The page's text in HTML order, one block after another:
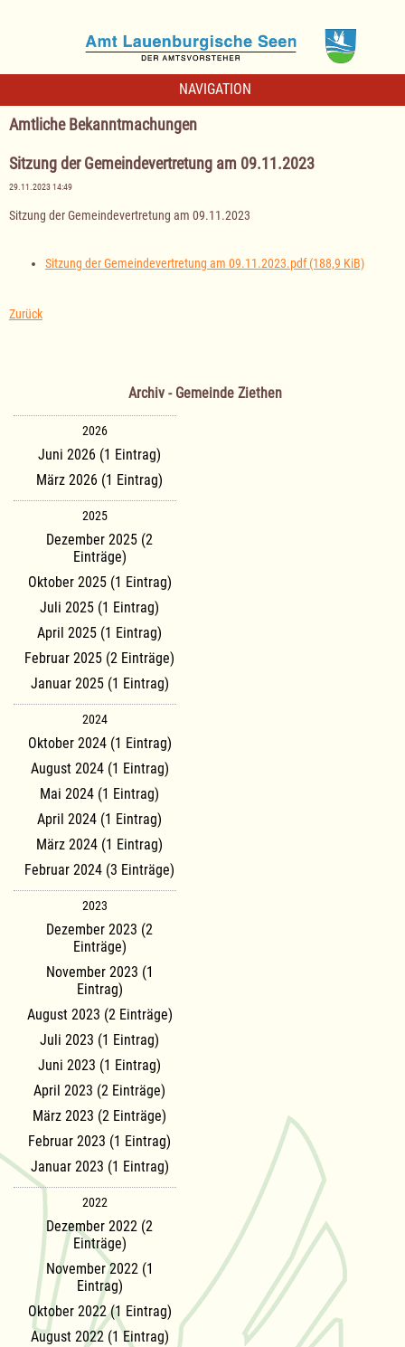
NAVIGATION
Amtliche Bekanntmachungen
Sitzung der Gemeindevertretung am 09.11.2023
29.11.2023 14:49
Sitzung der Gemeindevertretung am 09.11.2023
Sitzung der Gemeindevertretung am 09.11.2023.pdf(188,9 KiB)
Zurück
Archiv - Gemeinde Ziethen
2026
Juni 2026 (1 Eintrag)
März 2026 (1 Eintrag)
2025
Dezember 2025 (2
Einträge)
Oktober 2025 (1 Eintrag)
Juli 2025 (1 Eintrag)
April 2025 (1 Eintrag)
Februar 2025 (2 Einträge)
Januar 2025 (1 Eintrag)
2024
Oktober 2024 (1 Eintrag)
August 2024 (1 Eintrag)
Mai 2024 (1 Eintrag)
April 2024 (1 Eintrag)
März 2024 (1 Eintrag)
Februar 2024 (3 Einträge)
2023
Dezember 2023 (2
Einträge)
November 2023 (1
Eintrag)
August 2023 (2 Einträge)
Juli 2023 (1 Eintrag)
Juni 2023 (1 Eintrag)
April 2023 (2 Einträge)
März 2023 (2 Einträge)
Februar 2023 (1 Eintrag)
Januar 2023 (1 Eintrag)
2022
Dezember 2022 (2
Einträge)
November 2022 (1
Eintrag)
Oktober 2022 (1 Eintrag)
August 2022 (1 Eintrag)